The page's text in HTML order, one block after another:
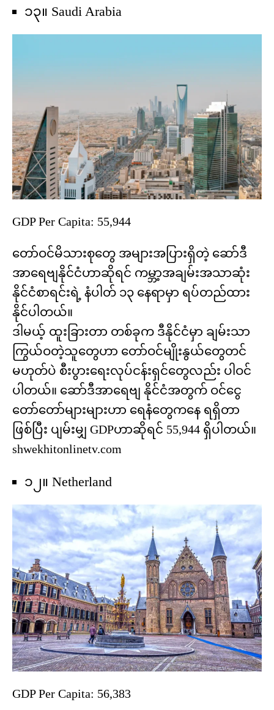
၁၃။ Saudi Arabia
GDP Per Capita: 55,944
တော်ဝင်မိသားစုတွေ အများအပြားရှိတဲ့ ဆော်ဒီ
အာရေဗျနိုင်ငံဟာဆိုရင် ကမ္ဘာ့အချမ်းအသာဆုံး
နိုင်ငံစာရင်းရဲ့ နံပါတ် ၁၃ နေရာမှာ ရပ်တည်ထား
နိုင်ပါတယ်။
ဒါမယ့် ထူးခြားတာ တစ်ခုက ဒီနိုင်ငံမှာ ချမ်းသာ
ကြွယ်ဝတဲ့သူတွေဟာ တော်ဝင်မျိုးနွယ်တွေတင်
မဟုတ်ပဲ စီးပွားရေးလုပ်ငန်းရှင်တွေလည်း ပါဝင်
ပါတယ်။ ဆော်ဒီအာရေဗျ နိုင်ငံအတွက် ဝင်ငွေ
တော်တော်များများဟာ ရေနံတွေကနေ ရရှိတာ
ဖြစ်ပြီး ပျမ်းမျှ GDPဟာဆိုရင် 55,944 ရှိပါတယ်။
shwekhitonlinetv.com
၁၂။ Netherland
GDP Per Capita: 56,383